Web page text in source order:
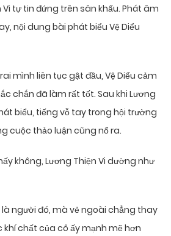
Vi tự tin đứng trên sân khấu. Phát âm
nội dung bài phát biểu Vệ Diểu
mình liên tục gật đầu, Vệ Diểu cảm
chắn đã làm rất tốt. Sau khi Lương
biểu, tiếng vỗ tay trong hội trường
cuộc thảo luận cũng nổ ra.
không, Lương Thiện Vi dường như
là người đó, mà vẻ ngoài chẳng thay
chất của cô ấy mạnh mẽ hơn